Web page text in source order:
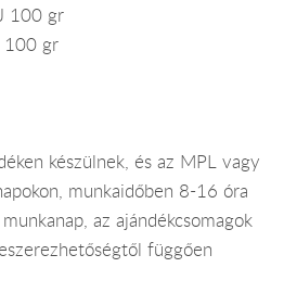
100 gr
100 gr
készülnek, és az MPL vagy
munkaidőben 8-16 óra
az ajándékcsomagok
függően